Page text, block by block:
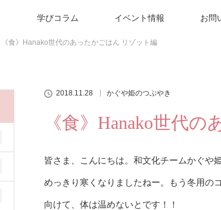
学びコラム イベント情報 お問
《食》Hanako世代のあったかごはん リゾット編
2018.11.28 かぐや姫のつぶやき
《食》Hanako世代
皆さま、こんにちは。和文化チームかぐや
めっきり寒くなりましたねー。もう冬用の
向けて、体は温めないとです！！